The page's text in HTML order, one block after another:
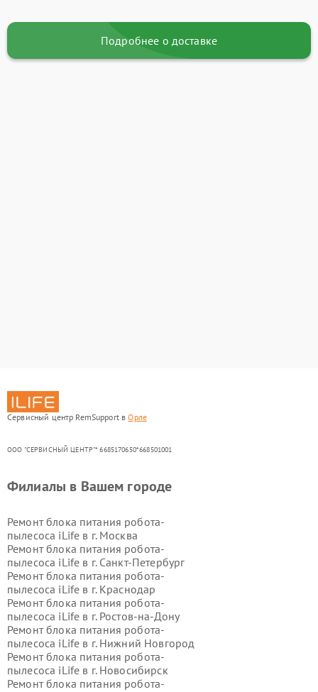
Подробнее о доставке
Сервисный центр RemSupport вОрле
ООО "СЕРВИСНЫЙ ЦЕНТР"* 6685170650*668501001
Филиалы в Вашем городе
Ремонт блока питания робота-
пылесоса iLife в г. Москва
Ремонт блока питания робота-
пылесоса iLife в г. Санкт-Петербург
Ремонт блока питания робота-
пылесоса iLife в г. Краснодар
Ремонт блока питания робота-
пылесоса iLife в г. Ростов-на-Дону
Ремонт блока питания робота-
пылесоса iLife в г. Нижний Новгород
Ремонт блока питания робота-
пылесоса iLife в г. Новосибирск
Ремонт блока питания робота-